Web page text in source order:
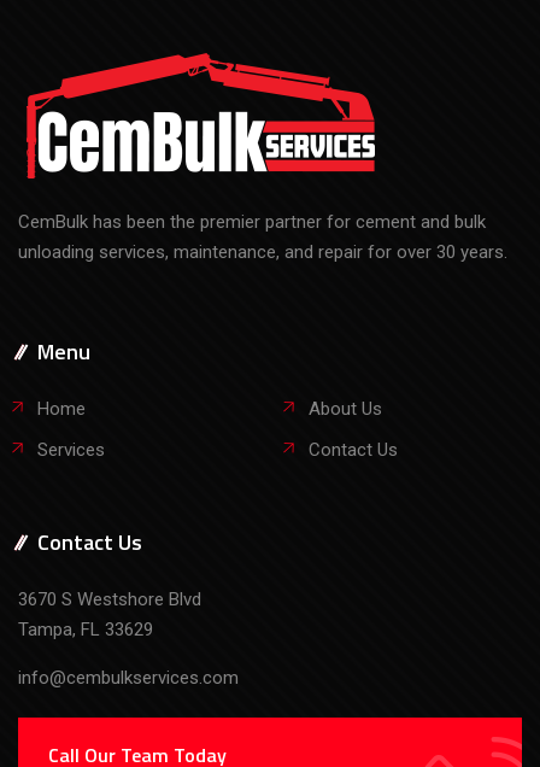
CemBulk has been the premier partner for cement and bulk
unloading services, maintenance, and repair for over 30 years.
Menu
Home
About Us
Services
Contact Us
Contact Us
3670 S Westshore Blvd
Tampa, FL 33629
info@cembulkservices.com
Call Our Team Today